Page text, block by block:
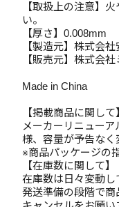
【取扱上の注意】
い。
【厚さ】0.008mm
【製造元】株式会
【販売元】株式会
Made in China
【掲載商品に関して
メーカーリニュー
様、容量が予告なく
※商品パッケージの
【在庫数に関して】
在庫数は日々変動し
発送準備の段階で